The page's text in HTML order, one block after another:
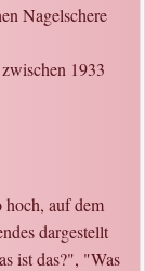
Nagelschere
1933
hoch, auf dem
dargestellt
ist das?", "Was